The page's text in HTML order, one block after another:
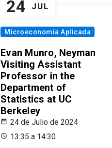
24 JUL
Microeconomía Aplicada
Evan Munro, Neyman
Visiting Assistant
Professor in the
Department of
Statistics at UC
Berkeley
24 de Julio de 2024
13:35 a 14:30